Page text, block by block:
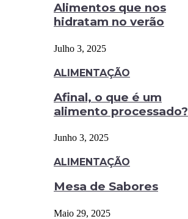
Alimentos que nos
hidratam no verão
Julho 3, 2025
ALIMENTAÇÃO
Afinal, o que é um
alimento processado?
Junho 3, 2025
ALIMENTAÇÃO
Mesa de Sabores
Maio 29, 2025